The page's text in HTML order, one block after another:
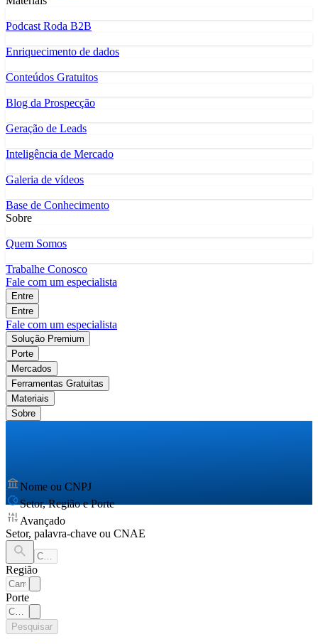
Podcast Roda B2B
Enriquecimento de dados
Conteúdos Gratuitos
Blog da Prospecção
Geração de Leads
Inteligência de Mercado
Galeria de vídeos
Base de Conhecimento
Sobre
Quem Somos
Trabalhe Conosco
Fale com um especialista
Entre
Entre
Fale com um especialista
Solução Premium
Porte
Mercados
Ferramentas Gratuitas
Materiais
Sobre
Nome ou CNPJ
Setor, Região e Porte
Avançado
Setor, palavra-chave ou CNAE
Região
Porte
Pesquisar